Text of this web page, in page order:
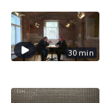
30 min